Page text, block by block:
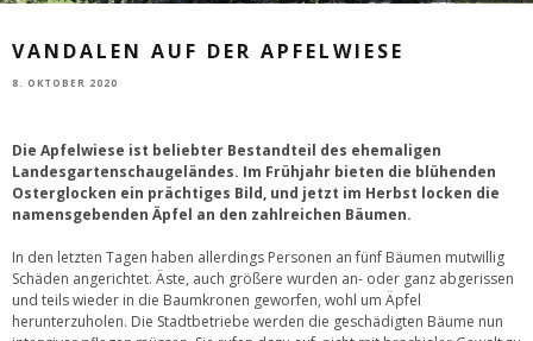
VANDALEN AUF DER APFELWIESE
8. OKTOBER 2020
Die Apfelwiese ist beliebter Bestandteil des ehemaligen
Landesgartenschaugeländes. Im Frühjahr bieten die blühenden
Osterglocken ein prächtiges Bild, und jetzt im Herbst locken die
namensgebenden Äpfel an den zahlreichen Bäumen.
In den letzten Tagen haben allerdings Personen an fünf Bäumen mutwillig
Schäden angerichtet. Äste, auch größere wurden an- oder ganz abgerissen
und teils wieder in die Baumkronen geworfen, wohl um Äpfel
herunterzuholen. Die Stadtbetriebe werden die geschädigten Bäume nun